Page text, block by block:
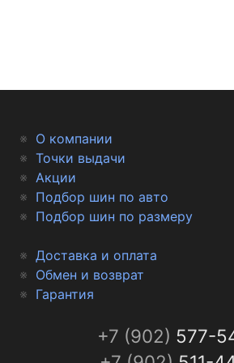
небольшие выступы.
Два ребра с внутренней
узкие поперечные канавки, в
повышения эластичности
Использование разных
и боковой частях протектора
О компании
Точки выдачи
Акции
Подбор шин по авто
Подбор шин по размеру
Доставка и оплата
Обмен и возврат
Гарантия
+7 (902) 577-